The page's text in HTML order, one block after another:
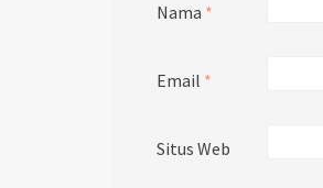
Nama *
Email *
Situs Web